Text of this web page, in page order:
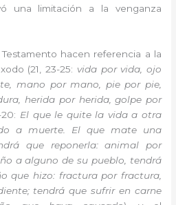
una limitación a la venganza
hacen referencia a la
(21, 23-25: vida por vida, ojo
mano por mano, pie por pie,
herida por herida, golpe por
El que le quite la vida a otra
a muerte. El que mate una
que reponerla: animal por
a alguno de su pueblo, tendrá
que hizo: fractura por fractura,
tendrá que sufrir en carne